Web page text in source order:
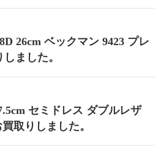
26cm ベックマン 9423 プレ
ました。
セミドレス ダブルレザ
取りしました。